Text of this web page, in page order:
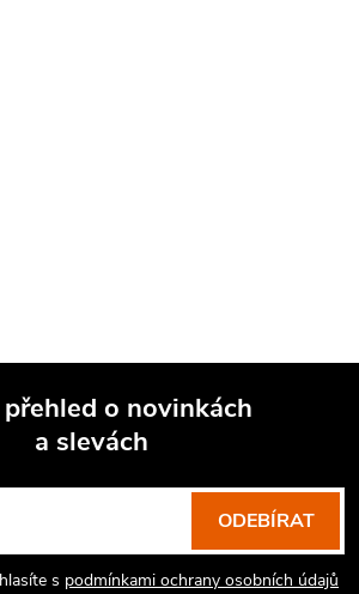
o novinkách
a slevách
s podmínkami ochrany osobních údajů
ODEBÍRAT